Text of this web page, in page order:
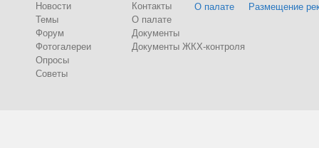
Новости
Темы
Форум
Фотогалереи
Опросы
Советы
Контакты
О палате
Документы
Документы ЖКХ-контроля
О палате Размещение